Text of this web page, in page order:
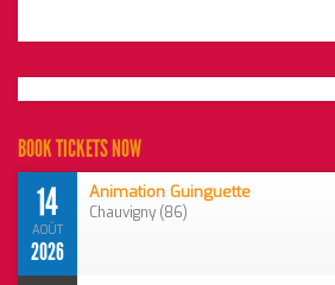
BOOK TICKETS NOW
14
AOÛT
2026
Animation Guinguette
Chauvigny (86)